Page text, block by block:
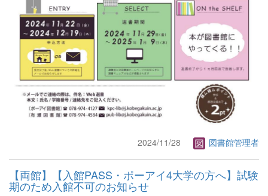
2024/11/28 図書館管理者
【両館】【入館PASS・ポーアイ4大学の方へ】試験
期のため入館不可のお知らせ